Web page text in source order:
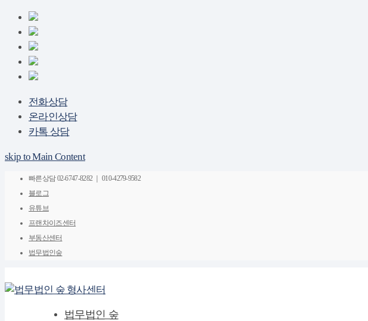
전화상담
온라인상담
카톡 상담
skip to Main Content
빠른상담02-6747-8282 ｜ 010-4279-9582
블로그
유튜브
프랜차이즈센터
부동산센터
법무법인숲
법무법인 숲